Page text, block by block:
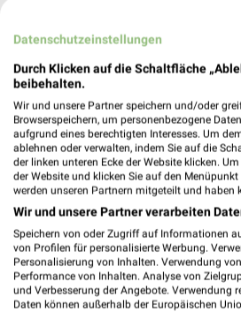
Finden
Datenschutzeinstellungen
Durch Klicken auf die Schaltfläche
beibehalten.
Wir und unsere Partner speichern und/oder
Browserspeichern, um personenbezogene
aufgrund eines berechtigten Interesses. Um
ablehnen oder verwalten, indem Sie auf die
der linken unteren Ecke der Website klicken.
der Website und klicken Sie auf den
werden unseren Partnern mitgeteilt und haben
Wir und unsere Partner verarbeiten
Speichern von oder Zugriff auf Informationen
von Profilen für personalisierte Werbung.
Personalisierung von Inhalten. Verwendung
Performance von Inhalten. Analyse von
und Verbesserung der Angebote. Verwendung
Daten können außerhalb der Europäischen